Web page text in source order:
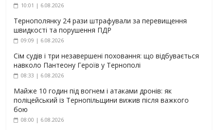
10:01 | 6.08.2026
Тернополянку 24 рази штрафували за перевищення
швидкості та порушення ПДР
09:09 | 6.08.2026
Сім судів і три незавершені поховання: що відбувається
навколо Пантеону Героїв у Тернополі
08:33 | 6.08.2026
Майже 10 годин під вогнем і атаками дронів: як
поліцейський із Тернопільщини вижив після важкого
бою
08:00 | 6.08.2026